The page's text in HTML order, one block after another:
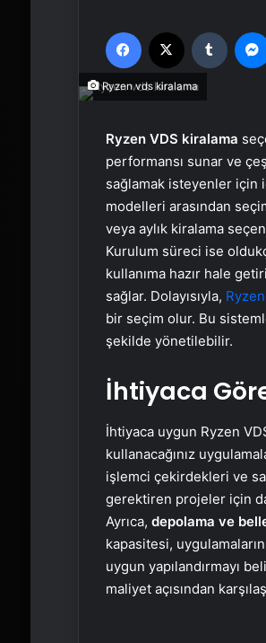
Facebook Tumblr
Ryzen vds kiralama
Ryzen VDS kiralama
performansı sunar ve
sağlamak isteyenler için
modelleri arasından
veya aylık kiralama
Kurulum süreci ise
kullanıma hazır hale
sağlar. Dolayısıyla,
bir seçim olur. Bu
şekilde yönetilebilir.
İhtiyaca
İhtiyaca uygun Ryzen
kullanacağınız
işlemci çekirdekleri ve
gerektiren projeler için
Ayrıca, depolama ve
kapasitesi,
uygun yapılandırmayı
maliyet açısından